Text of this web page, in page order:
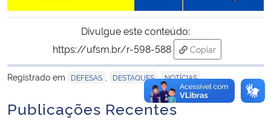
Divulgue este conteúdo:
https://ufsm.br/r-598-588
Copiar
para área de
Registrado em
DEFESAS DESTAQUES , NOTÍCIAS
Publicações Recentes